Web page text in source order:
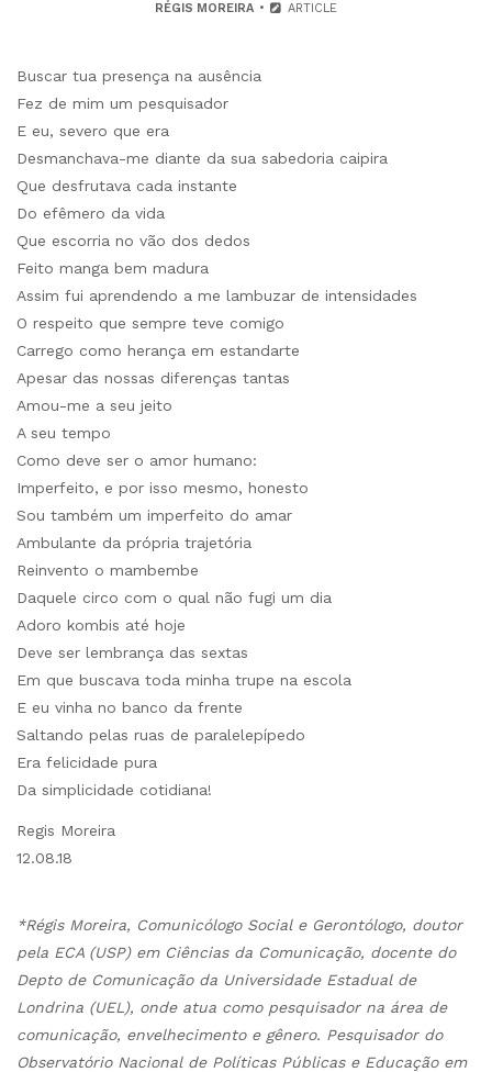
RÉGIS MOREIRA ARTICLE
Buscar tua presença na ausência
Fez de mim um pesquisador
E eu, severo que era
Desmanchava-me diante da sua sabedoria caipira
Que desfrutava cada instante
Do efêmero da vida
Que escorria no vão dos dedos
Feito manga bem madura
Assim fui aprendendo a me lambuzar de intensidades
O respeito que sempre teve comigo
Carrego como herança em estandarte
Apesar das nossas diferenças tantas
Amou-me a seu jeito
A seu tempo
Como deve ser o amor humano:
Imperfeito, e por isso mesmo, honesto
Sou também um imperfeito do amar
Ambulante da própria trajetória
Reinvento o mambembe
Daquele circo com o qual não fugi um dia
Adoro kombis até hoje
Deve ser lembrança das sextas
Em que buscava toda minha trupe na escola
E eu vinha no banco da frente
Saltando pelas ruas de paralelepípedo
Era felicidade pura
Da simplicidade cotidiana!
Regis Moreira
12.08.18
*Régis Moreira, Comunicólogo Social e Gerontólogo, doutor
pela ECA (USP) em Ciências da Comunicação, docente do
Depto de Comunicação da Universidade Estadual de
Londrina (UEL), onde atua como pesquisador na área de
comunicação, envelhecimento e gênero. Pesquisador do
Observatório Nacional de Políticas Públicas e Educação em